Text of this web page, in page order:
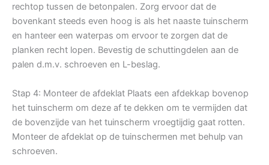
rechtop tussen de betonpalen. Zorg ervoor dat de
bovenkant steeds even hoog is als het naaste tuinscherm
en hanteer een waterpas om ervoor te zorgen dat de
planken recht lopen. Bevestig de schuttingdelen aan de
palen d.m.v. schroeven en L-beslag.
Stap 4: Monteer de afdeklat Plaats een afdekkap bovenop
het tuinscherm om deze af te dekken om te vermijden dat
de bovenzijde van het tuinscherm vroegtijdig gaat rotten.
Monteer de afdeklat op de tuinschermen met behulp van
schroeven.